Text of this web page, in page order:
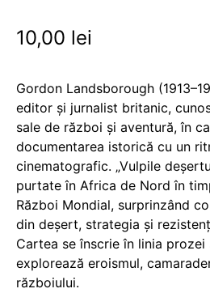
10,00 lei
Gordon Landsborough
editor și jurnalist britanic,
sale de război și aventură, în
documentarea istorică cu un
cinematografic. „Vulpile
purtate în Africa de Nord în
Război Mondial, surprinzând
din deșert, strategia și
Cartea se înscrie în linia prozei
explorează eroismul,
războiului.